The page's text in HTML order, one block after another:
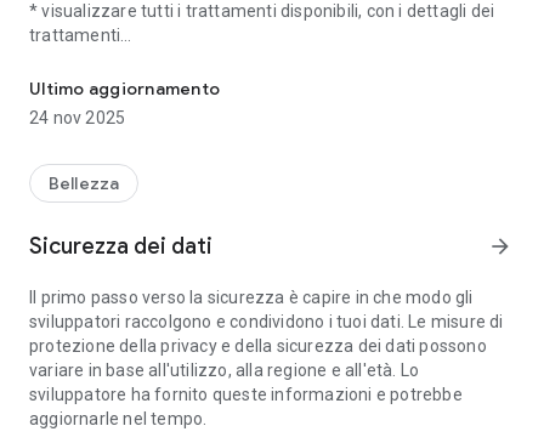
* visualizzare tutti i trattamenti disponibili, con i dettagli dei
trattamenti
trattamenti evitando inutili e ripetute chiamate telefoniche
* scegliere, in fase di prenotazione, il tuo operatore preferito,
giorno
* ricevere, tramite notifiche Push, promozioni dedicate ai
* rimanere aggiornato riguardo le ultime tendenze di
Tutto questo e Molto altro, in un'unica app!
Italia Barber Society!
Ultimo aggiornamento
24 nov 2025
Bellezza
Sicurezza dei dati arrow_forward
Il primo passo verso la sicurezza è capire in che modo gli
sviluppatori raccolgono e condividono i tuoi dati. Le misure di
protezione della privacy e della sicurezza dei dati possono
variare in base all'utilizzo, alla regione e all'età. Lo
sviluppatore ha fornito queste informazioni e potrebbe
aggiornarle nel tempo.